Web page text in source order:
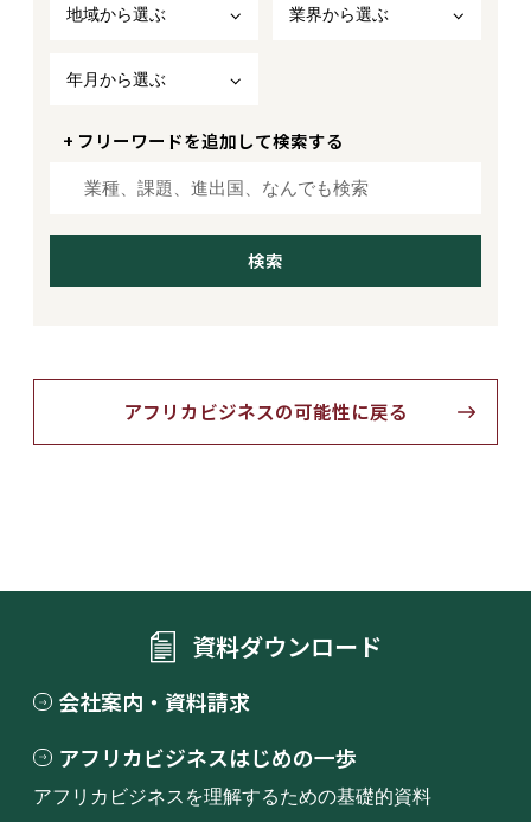
地域から選ぶ 業界から選ぶ
年月から選ぶ
+ フリーワードを追加して検索する
アフリカビジネスの可能性に戻る
資料ダウンロード
会社案内・資料請求
アフリカビジネスはじめの一歩
アフリカビジネスを理解するための基礎的資料